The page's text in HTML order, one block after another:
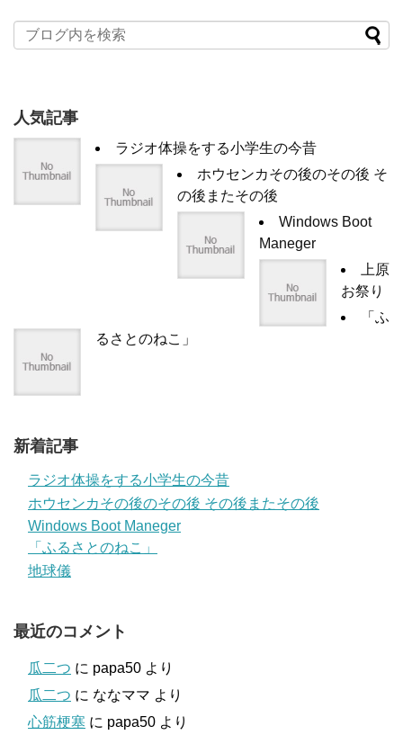
人気記事
ラジオ体操をする小学生の今昔
ホウセンカその後のその後 そ
の後またその後
Windows Boot
Maneger
上原
お祭り
「ふ
るさとのねこ」
新着記事
ラジオ体操をする小学生の今昔
ホウセンカその後のその後 その後またその後
Windows Boot Maneger
「ふるさとのねこ」
地球儀
最近のコメント
瓜二つ に papa50 より
瓜二つ に ななママ より
心筋梗塞 に papa50 より